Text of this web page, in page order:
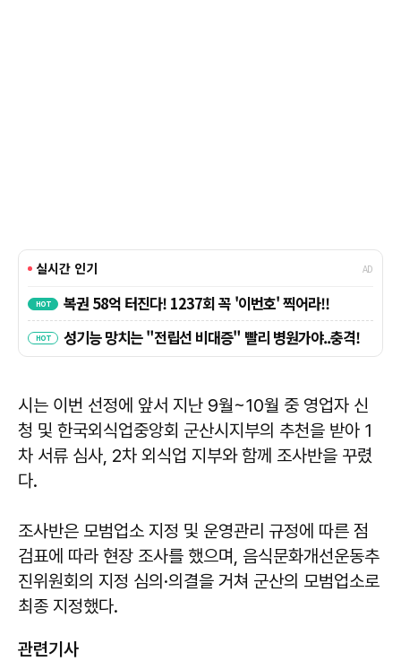
시는 이번 선정에 앞서 지난 9월~10월 중 영업자 신
청 및 한국외식업중앙회 군산시지부의 추천을 받아 1
차 서류 심사, 2차 외식업 지부와 함께 조사반을 꾸렸
다.
조사반은 모범업소 지정 및 운영관리 규정에 따른 점
검표에 따라 현장 조사를 했으며, 음식문화개선운동추
진위원회의 지정 심의·의결을 거쳐 군산의 모범업소로
최종 지정했다.
관련기사